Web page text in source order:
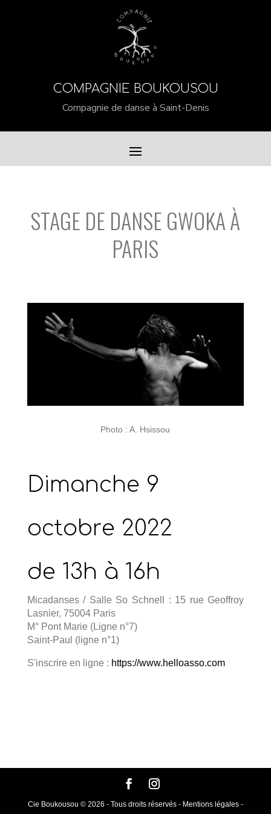
COMPAGNIE BOUKOUSOU
Compagnie de danse à Saint-Denis
STAGE DE DANSE GWOKA À
PARIS
Photo : A. Hsissou
Dimanche 9
octobre 2022
de 13h à 16h
Micadanses / Salle So Schnell : 15 rue Geoffroy
Lasnier, 75004 Paris
M° Pont Marie (Ligne n°7)
Saint-Paul (ligne n°1)
S'inscrire en ligne : https://www.helloasso.com
Cie Boukousou © 2026 - Tous droits réservés - Mentions légales -